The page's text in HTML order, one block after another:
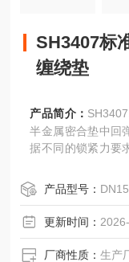
SH3407标
缠绕垫
产品简介：
半金属密合垫中回
据不同的锁紧力要
产品型号：
更新时间：
厂商性质：生产